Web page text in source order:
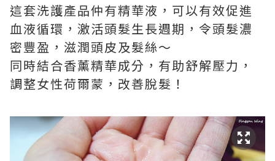
這套洗護產品仲有精華液，可以有效促進
血液循環，激活頭髮生長週期，令頭髮濃
密豐盈，滋潤頭皮及髮絲～
同時結合香薰精華成分，有助舒解壓力，
調整女性荷爾蒙，改善脫髮！